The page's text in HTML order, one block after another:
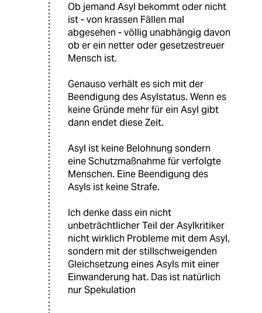
Ob jemand Asyl bekommt oder nicht
ist - von krassen Fällen mal
abgesehen - völlig unabhängig davon
ob er ein netter oder gesetzestreuer
Mensch ist.
Genauso verhält es sich mit der
Beendigung des Asylstatus. Wenn es
keine Gründe mehr für ein Asyl gibt
dann endet diese Zeit.
Asyl ist keine Belohnung sondern
eine Schutzmaßnahme für verfolgte
Menschen. Eine Beendigung des
Asyls ist keine Strafe.
Ich denke dass ein nicht
unbeträchtlicher Teil der Asylkritiker
nicht wirklich Probleme mit dem Asyl,
sondern mit der stillschweigenden
Gleichsetzung eines Asyls mit einer
Einwanderung hat. Das ist natürlich
nur Spekulation